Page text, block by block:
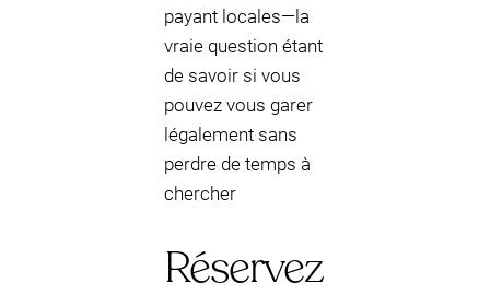
payant locales—la
vraie question étant
de savoir si vous
pouvez vous garer
légalement sans
perdre de temps à
chercher
Réservez